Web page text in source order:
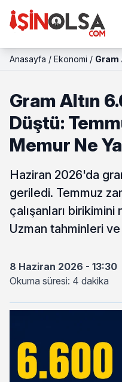
Anasayfa / Ekonomi / Gram
Gram Altın
Düştü:
Memur Ne
Haziran 2026'da
geriledi. Temmuz
çalışanları
Uzman tahminleri
8 Haziran 2026 - 13:30
Okuma süresi: 4 dakika